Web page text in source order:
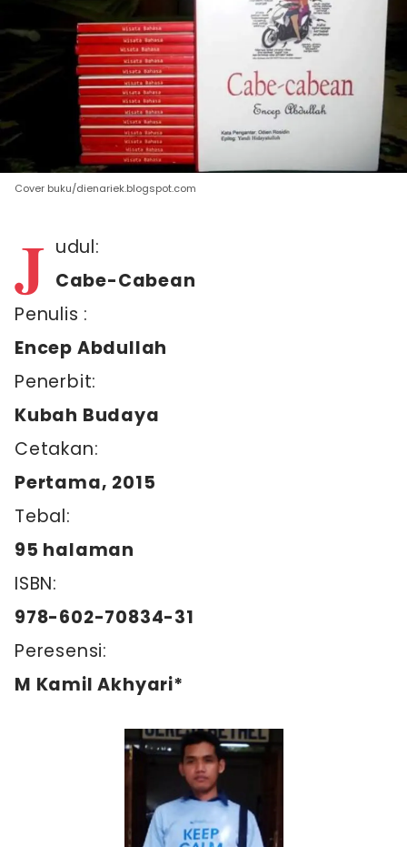
Cover buku/dienariek.blogspot.com
J udul:
Cabe-Cabean
Penulis :
Encep Abdullah
Penerbit:
Kubah Budaya
Cetakan:
Pertama, 2015
Tebal:
95 halaman
ISBN:
978-602-70834-31
Peresensi:
M Kamil Akhyari*